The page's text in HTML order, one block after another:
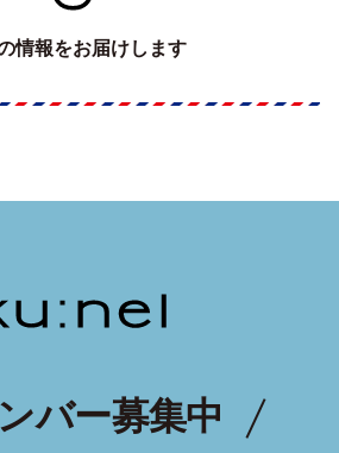
情報をお届けします
バー募集中